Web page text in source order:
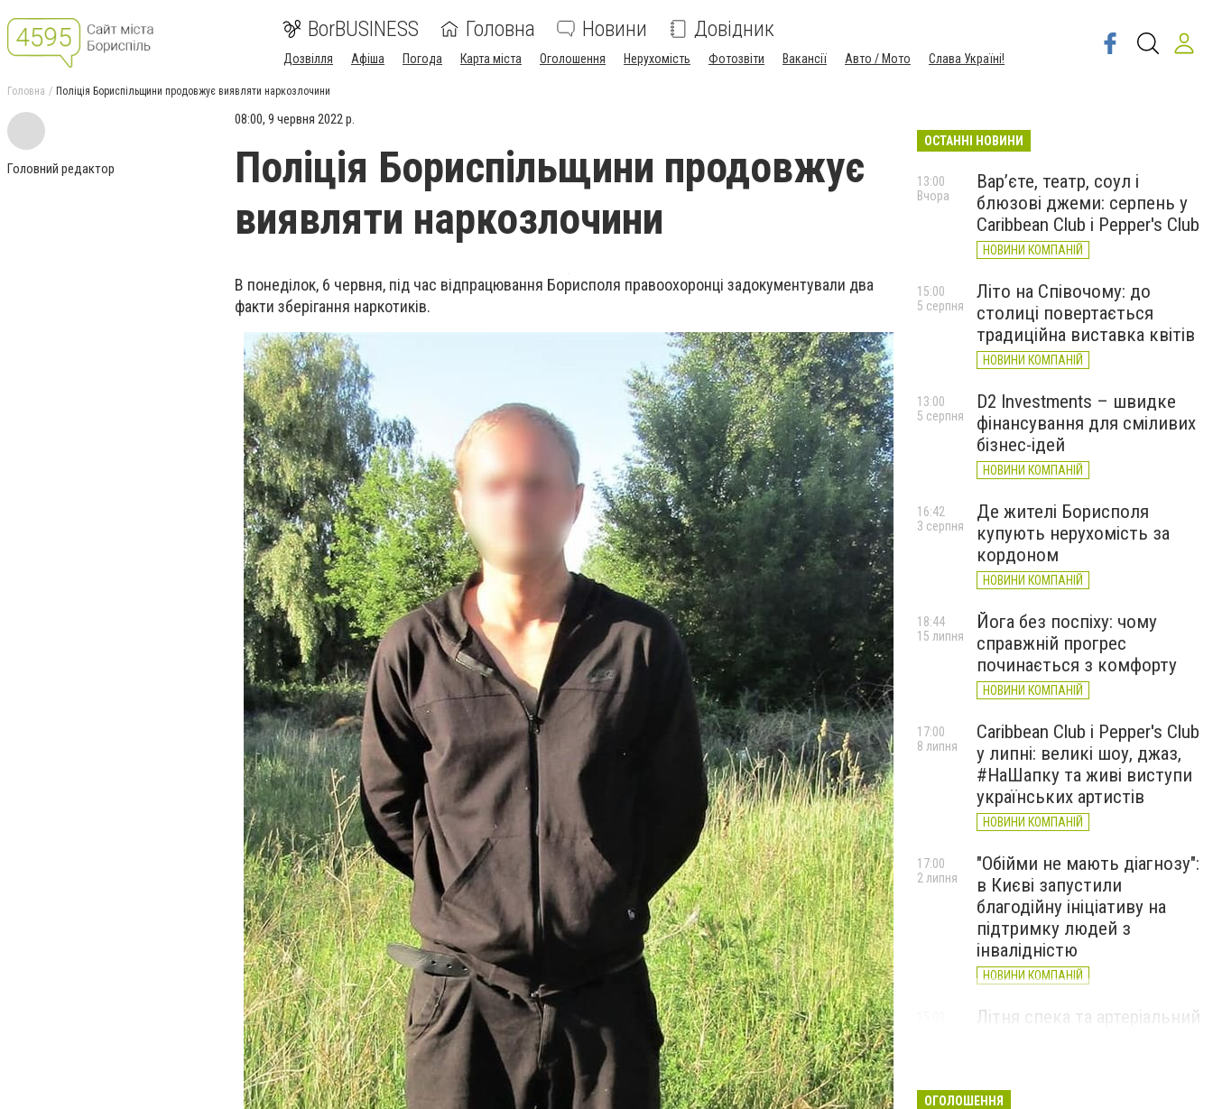
BorBUSINESS Головна Новини Довідник
Дозвілля Афіша Погода Карта міста Оголошення Нерухомість Фотозвіти Вакансії Авто / Мото Слава Україні!
Головна Поліція Бориспільщини продовжує виявляти наркозлочини
Головний редактор
08:00, 9 червня 2022 р.
Поліція Бориспільщини продовжує
виявляти наркозлочини
В понеділок, 6 червня, під час відпрацювання Борисполя правоохоронці задокументували два
факти зберігання наркотиків.
ОСТАННІ НОВИНИ
Вар’єте, театр, соул і
блюзові джеми: серпень у
Caribbean Club і Pepper's Club
НОВИНИ КОМПАНІЙ
13:00
Вчора
Літо на Співочому: до
столиці повертається
традиційна виставка квітів
НОВИНИ КОМПАНІЙ
15:00
5 серпня
D2 Investments – швидке
фінансування для сміливих
бізнес-ідей
НОВИНИ КОМПАНІЙ
13:00
5 серпня
Де жителі Борисполя
купують нерухомість за
кордоном
НОВИНИ КОМПАНІЙ
16:42
3 серпня
Йога без поспіху: чому
справжній прогрес
починається з комфорту
НОВИНИ КОМПАНІЙ
18:44
15 липня
Caribbean Club і Pepper's Club
у липні: великі шоу, джаз,
#НаШапку та живі виступи
українських артистів
НОВИНИ КОМПАНІЙ
17:00
8 липня
"Обійми не мають діагнозу":
в Києві запустили
благодійну ініціативу на
підтримку людей з
інвалідністю
НОВИНИ КОМПАНІЙ
17:00
2 липня
Літня спека та артеріальний
ОГОЛОШЕННЯ